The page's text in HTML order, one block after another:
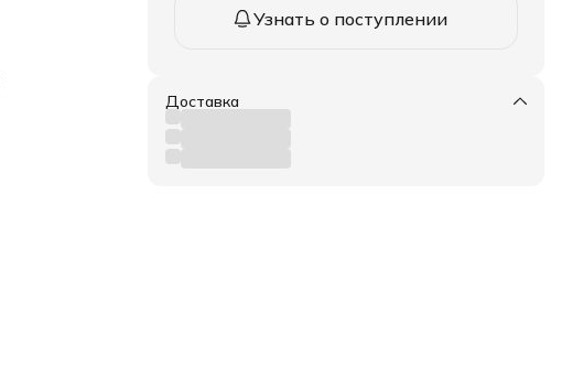
Узнать о поступлении
Доставка